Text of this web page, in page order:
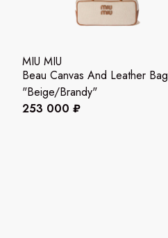
MIU MIU
Beau Canvas And Leather Bag
"Beige/Brandy"
253 000 ₽